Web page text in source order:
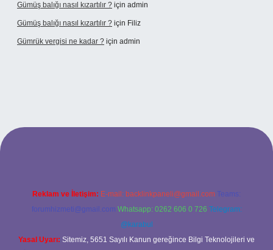
Gümüş balığı nasıl kızartılır ? için admin
Gümüş balığı nasıl kızartılır ? için Filiz
Gümrük vergisi ne kadar ? için admin
Reklam ve İletişim: E-mail: backlinkpaneli@gmail.com Teams:
forumhizmeti@gmail.com Whatsapp: 0262 606 0 726 Telegram:
@karabul
Yasal Uyarı: Sitemiz, 5651 Sayılı Kanun gereğince Bilgi Teknolojileri ve